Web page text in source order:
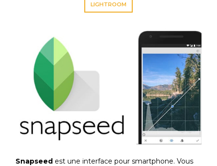
LIGHTROOM
Snapseed est une interface pour smartphone. Vous